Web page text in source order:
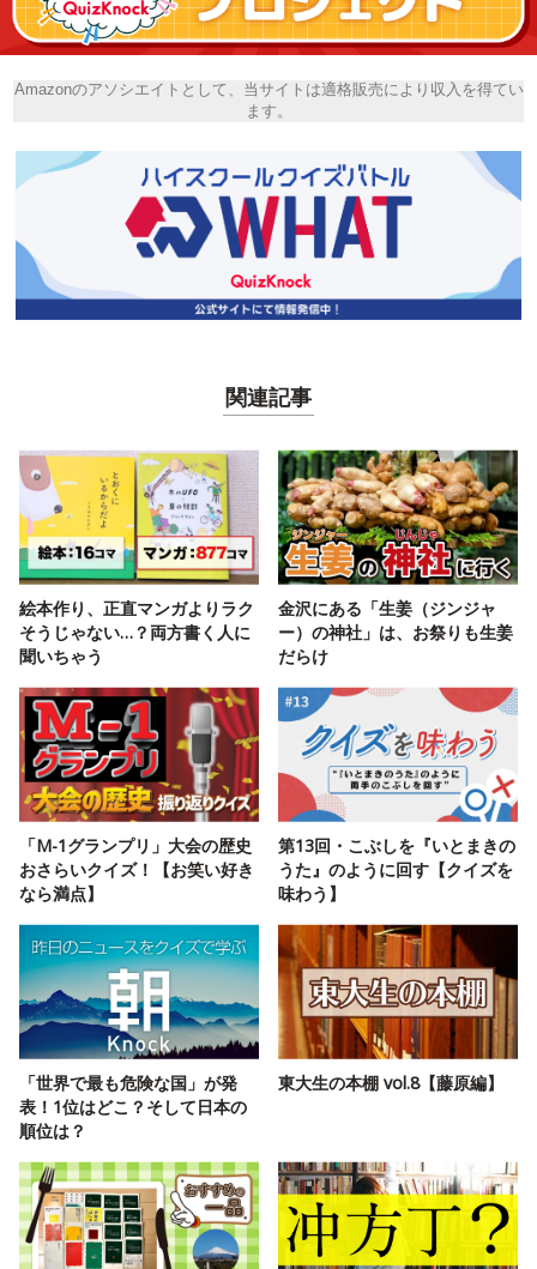
Amazonのアソシエイトとして、当サイトは適格販売により収入を得てい
ます。
関連記事
絵本作り、正直マンガよりラク
そうじゃない…？両方書く人に
聞いちゃう
金沢にある「生姜（ジンジャ
ー）の神社」は、お祭りも生姜
だらけ
「M-1グランプリ」大会の歴史
おさらいクイズ！【お笑い好き
なら満点】
第13回・こぶしを『いとまきの
うた』のように回す【クイズを
味わう】
「世界で最も危険な国」が発
表！1位はどこ？そして日本の
順位は？
東大生の本棚 vol.8【藤原編】